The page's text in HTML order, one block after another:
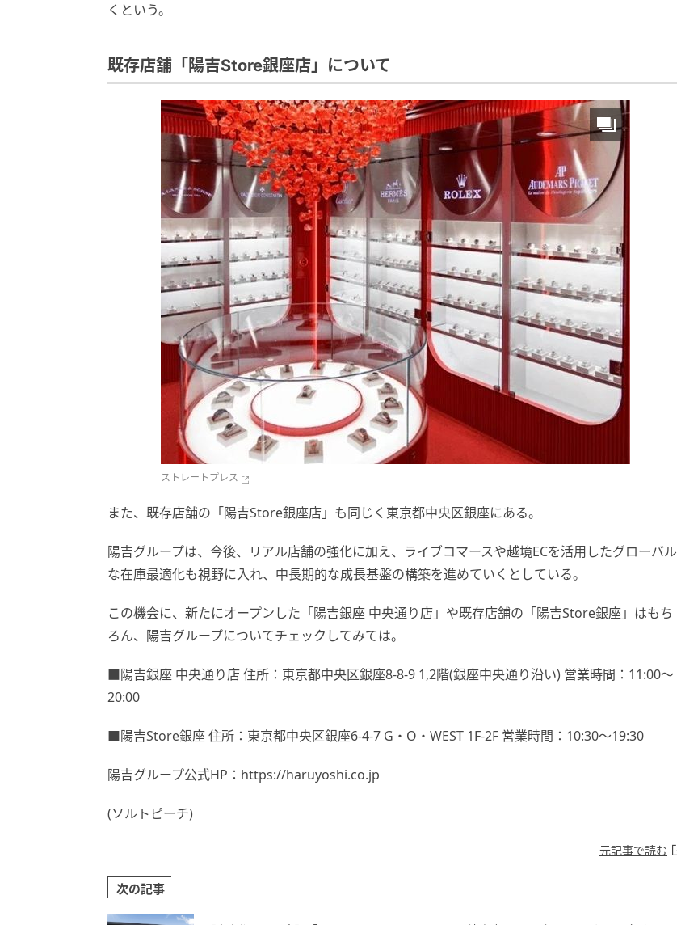
くという。
既存店舗「陽吉Store銀座店」について
ストレートプレス
また、既存店舗の「陽吉Store銀座店」も同じく東京都中央区銀座にある。
陽吉グループは、今後、リアル店舗の強化に加え、ライブコマースや越境ECを活用したグローバル
な在庫最適化も視野に入れ、中長期的な成長基盤の構築を進めていくとしている。
この機会に、新たにオープンした「陽吉銀座 中央通り店」や既存店舗の「陽吉Store銀座」はもち
ろん、陽吉グループについてチェックしてみては。
■陽吉銀座 中央通り店 住所：東京都中央区銀座8-8-9 1,2階(銀座中央通り沿い) 営業時間：11:00～
20:00
■陽吉Store銀座 住所：東京都中央区銀座6-4-7 G・O・WEST 1F-2F 営業時間：10:30〜19:30
陽吉グループ公式HP：https://haruyoshi.co.jp
(ソルトピーチ)
元記事で読む
次の記事